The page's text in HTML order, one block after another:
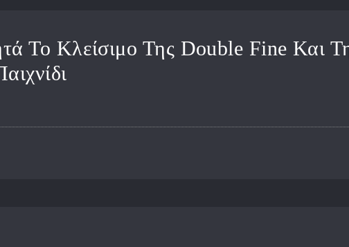
Το Κλείσιμο Της Double Fine Και